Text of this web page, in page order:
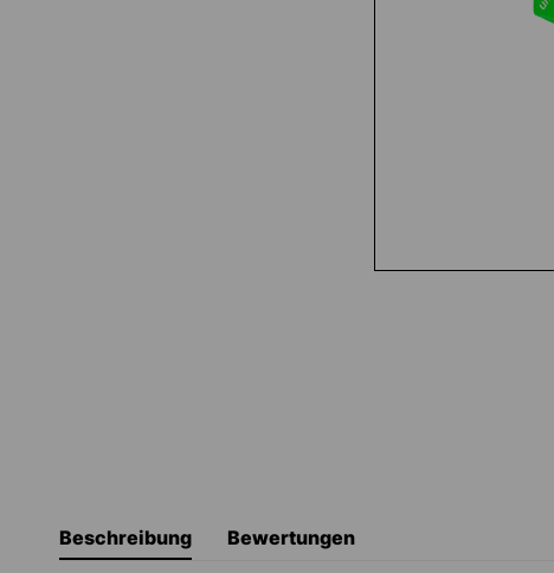
Beschreibung Bewertungen